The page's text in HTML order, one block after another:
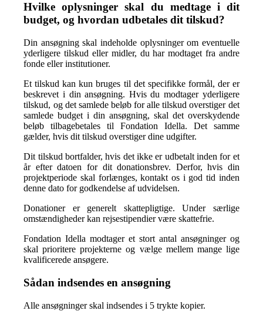
Hvilke oplysninger skal du medtage i dit
budget, og hvordan udbetales dit tilskud?
Din ansøgning skal indeholde oplysninger om eventuelle
yderligere tilskud eller midler, du har modtaget fra andre
fonde eller institutioner.
Et tilskud kan kun bruges til det specifikke formål, der er
beskrevet i din ansøgning. Hvis du modtager yderligere
tilskud, og det samlede beløb for alle tilskud overstiger det
samlede budget i din ansøgning, skal det overskydende
beløb tilbagebetales til Fondation Idella. Det samme
gælder, hvis dit tilskud overstiger dine udgifter.
Dit tilskud bortfalder, hvis det ikke er udbetalt inden for et
år efter datoen for dit donationsbrev. Derfor, hvis din
projektperiode skal forlænges, kontakt os i god tid inden
denne dato for godkendelse af udvidelsen.
Donationer er generelt skattepligtige. Under særlige
omstændigheder kan rejsestipendier være skattefrie.
Fondation Idella modtager et stort antal ansøgninger og
skal prioritere projekterne og vælge mellem mange lige
kvalificerede ansøgere.
Sådan indsendes en ansøgning
Alle ansøgninger skal indsendes i 5 trykte kopier.